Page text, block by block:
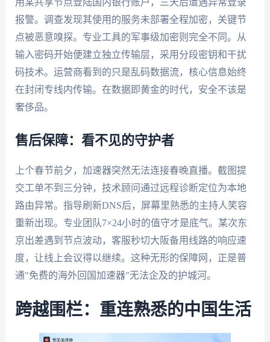
用某共享节点登陆国内银行账户，三天后遭遇异常登录
报警。调查发现其使用的服务未部署全程加密，关键节
点被恶意嗅探。专业工具的军事级加密则完全不同。从
输入密码开始便建立独立传输层，采用分段密钥和干扰
码技术。运营商看到的只是乱码数据流，核心信息始终
在封闭专线内传输。在数据即黄金的时代，安全不该是
奢侈品。
售后保障：看不见的守护者
上个春节前夕，加速器突然无法连接春晚直播。截图提
交工单不到三分钟，技术顾问通过远程诊断定位为本地
路由异常。指导刷新DNS后，屏幕里熟悉的主持人笑容
重新出现。专业团队7×24小时的值守才是底气。某次东
京出差遇到节点波动，客服秒切大阪备用线路的响应速
度，让线上会议得以继续。这种无形的保障网，正是普
通"免费的海外回国加速器"无法企及的护城河。
跨越围栏：重连熟悉的中国生活